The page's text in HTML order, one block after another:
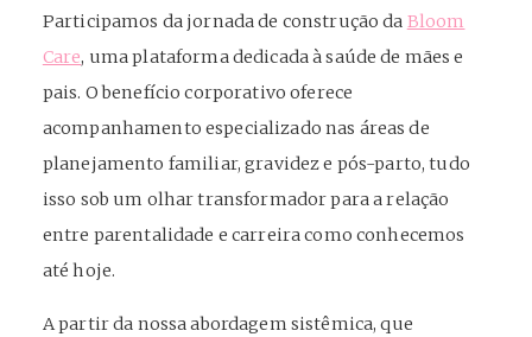
Participamos da jornada de construção da Bloom
Care, uma plataforma dedicada à saúde de mães e
pais. O benefício corporativo oferece
acompanhamento especializado nas áreas de
planejamento familiar, gravidez e pós-parto, tudo
isso sob um olhar transformador para a relação
entre parentalidade e carreira como conhecemos
até hoje.
A partir da nossa abordagem sistêmica, que